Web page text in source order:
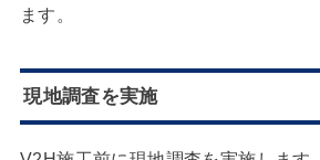
ます。
現地調査を実施